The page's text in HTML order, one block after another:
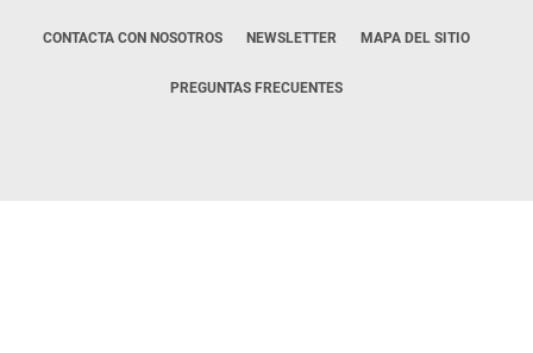
CONTACTA CON NOSOTROS NEWSLETTER MAPA DEL SITIO
PREGUNTAS FRECUENTES